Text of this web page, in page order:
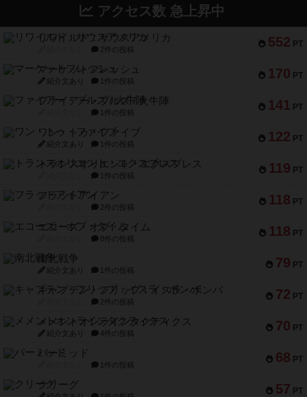
アクセス数 急上昇中
552 PT
リワイルド：サウスアメリカ
2件の投稿
170 PT
マーケットフレッシュ
紹介文あり 1件の投稿
141 PT
ファイアー・ブルズ / 火牛陣
1件の投稿
122 PT
ワン・トゥ・ファイブ
紹介文あり 1件の投稿
119 PT
トランスオリエント・エクスプレス
1件の投稿
118 PT
フラットアイアン
2件の投稿
118 PT
エコーズ・オブ・タイム
8件の投稿
79 PT
南北戦争
紹介文あり 1件の投稿
72 PT
キャプテン・フリップ：イスラ・ボンバ
2件の投稿
70 PT
メメントオンラインタクティクス
紹介文あり 4件の投稿
68 PT
パーミッド
1件の投稿
57 PT
クリーグ